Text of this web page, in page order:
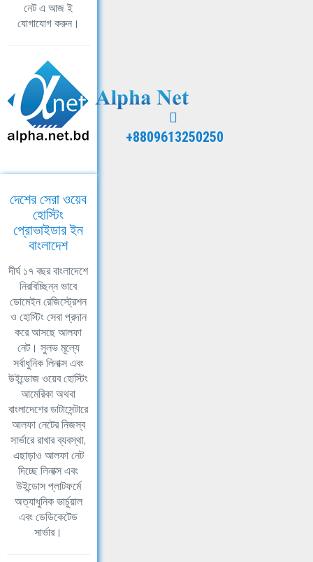
নেট এ আজ ই
যোগাযোগ করুন।
+8809613250250
দেশের সেরা ওয়েব
হোস্টিং
প্রোভাইডার ইন
বাংলাদেশ
দীর্ঘ ১৭ বছর বাংলাদেশে
নিরবিচ্ছিন্ন ভাবে
ডোমেইন রেজিস্ট্রেশন
ও হোস্টিং সেবা প্রদান
করে আসছে আলফা
নেট। সুলভ মূল্যে
সর্বাধুনিক লিনাক্স এবং
উইন্ডোজ ওয়েব হোস্টিং
আমেরিকা অথবা
বাংলাদেশের ডাটাসেন্টারে
আলফা নেটের নিজস্ব
সার্ভারে রাখার ব্যবস্থা,
এছাড়াও আলফা নেট
দিচ্ছে লিনাক্স এবং
উইন্ডোস প্লাটফর্মে
অত্যাধুনিক ভার্চুয়াল
এবং ডেডিকেটেড
সার্ভার।